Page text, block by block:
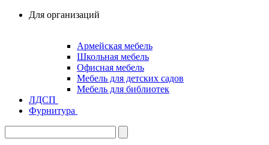
Для организаций
Армейская мебель
Школьная мебель
Офисная мебель
Мебель для детских садов
Мебель для библиотек
ЛДСП
Фурнитура